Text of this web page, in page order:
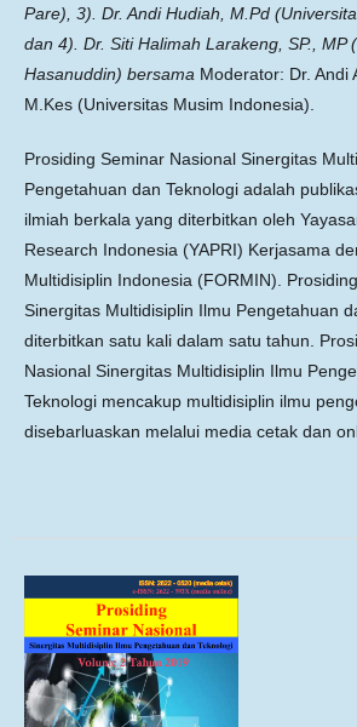
Pare), 3). Dr. Andi Hudiah, M.Pd
dan 4). Dr. Siti Halimah Larakeng, SP., MP
Hasanuddin) bersama Moderator: Dr. Andi
M.Kes (Universitas Musim Indonesia).
Prosiding Seminar Nasional Sinergitas
Pengetahuan dan Teknologi adalah
ilmiah berkala yang diterbitkan oleh
Research Indonesia (YAPRI) Kerjasama
Multidisiplin Indonesia (FORMIN).
Sinergitas Multidisiplin Ilmu Pengetahuan
diterbitkan satu kali dalam satu tahun.
Nasional Sinergitas Multidisiplin Ilmu
Teknologi mencakup multidisiplin ilmu
disebarluaskan melalui media cetak dan